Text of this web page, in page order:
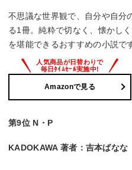
不思議な世界観で、自分や自分
る1冊。純粋で切なく、懐かし
を堪能できるおすすめの小説で
Amazonで見る
第9位 N・P
KADOKAWA 著者：吉本ばなな